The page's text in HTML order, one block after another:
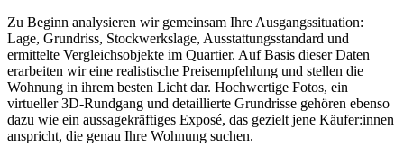
Zu Beginn analysieren wir gemeinsam Ihre Ausgangssituation:
Lage, Grundriss, Stockwerkslage, Ausstattungsstandard und
ermittelte Vergleichsobjekte im Quartier. Auf Basis dieser Daten
erarbeiten wir eine realistische Preisempfehlung und stellen die
Wohnung in ihrem besten Licht dar. Hochwertige Fotos, ein
virtueller 3D-Rundgang und detaillierte Grundrisse gehören ebenso
dazu wie ein aussagekräftiges Exposé, das gezielt jene Käufer:innen
anspricht, die genau Ihre Wohnung suchen.